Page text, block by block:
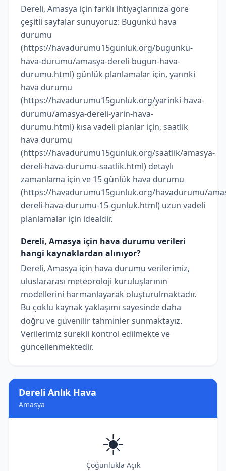
Dereli Anlık Hava
Amasya
☀️
Çoğunlukla Açık
Dereli, Amasya için farklı ihtiyaçlarınıza göre
çeşitli sayfalar sunuyoruz: Bugünkü hava
durumu
(https://havadurumu15gunluk.org/bugunku-
hava-durumu/amasya-dereli-bugun-hava-
durumu.html) günlük planlamalar için, yarınki
hava durumu
(https://havadurumu15gunluk.org/yarinki-hava-
durumu/amasya-dereli-yarin-hava-
durumu.html) kısa vadeli planlar için, saatlik
hava durumu
(https://havadurumu15gunluk.org/saatlik/amasya-
dereli-hava-durumu-saatlik.html) detaylı
zamanlama için ve 15 günlük hava durumu
(https://havadurumu15gunluk.org/havadurumu/
dereli-hava-durumu-15-gunluk.html) uzun vadeli
planlamalar için idealdir.
Dereli, Amasya için hava durumu verileri
hangi kaynaklardan alınıyor?
Dereli, Amasya için hava durumu verilerimiz,
uluslararası meteoroloji kuruluşlarının
modellerini harmanlayarak oluşturulmaktadır.
Bu çoklu kaynak yaklaşımı sayesinde daha
doğru ve güvenilir tahminler sunmaktayız.
Verilerimiz sürekli kontrol edilmekte ve
güncellenmektedir.